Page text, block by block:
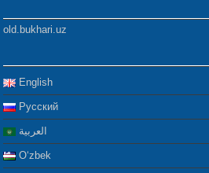
old.bukhari.uz
English
Русский
العربية
Oʻzbek